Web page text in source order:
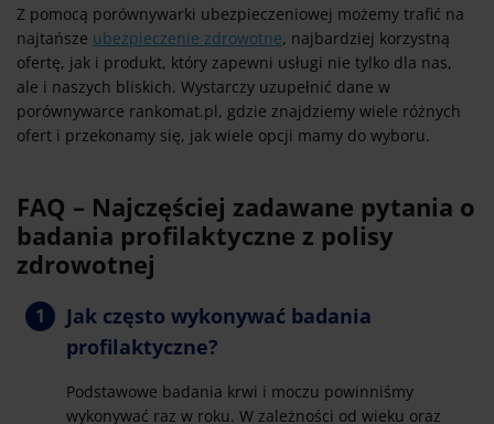
Z pomocą porównywarki ubezpieczeniowej możemy trafić na
najtańsze ubezpieczenie zdrowotne, najbardziej korzystną
ofertę, jak i produkt, który zapewni usługi nie tylko dla nas,
ale i naszych bliskich. Wystarczy uzupełnić dane w
porównywarce rankomat.pl, gdzie znajdziemy wiele różnych
ofert i przekonamy się, jak wiele opcji mamy do wyboru.
FAQ – Najczęściej zadawane pytania o
badania profilaktyczne z polisy
zdrowotnej
Jak często wykonywać badania
profilaktyczne?
Podstawowe badania krwi i moczu powinniśmy
wykonywać raz w roku. W zależności od wieku oraz